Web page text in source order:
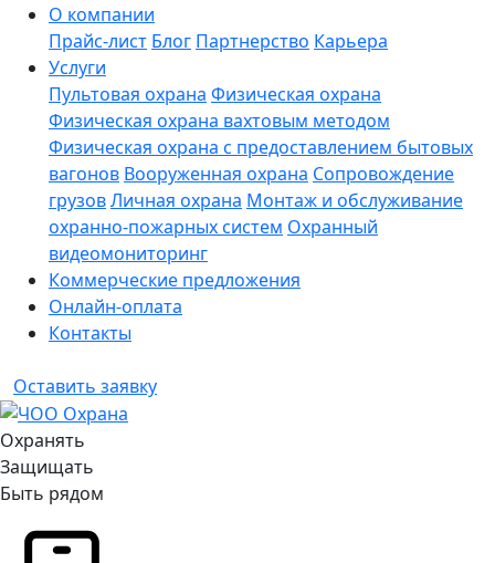
О компании
Прайс-лист Блог Партнерство Карьера
Услуги
Пультовая охрана Физическая охрана
Физическая охрана вахтовым методом
Физическая охрана с предоставлением бытовых
вагонов Вооруженная охрана Сопровождение
грузовЛичная охрана Монтаж и обслуживание
охранно-пожарных систем Охранный
видеомониторинг
Коммерческие предложения
Онлайн-оплата
Контакты
Оставить заявку
Охранять
Защищать
Быть рядом